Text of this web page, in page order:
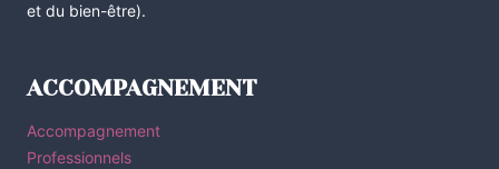
et du bien-être).
ACCOMPAGNEMENT
Accompagnement
Professionnels